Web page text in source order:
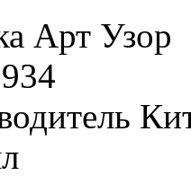
Арт Узор